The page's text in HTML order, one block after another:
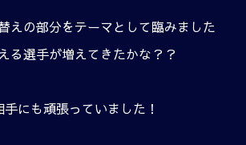
えの部分をテーマとして臨みました
る選手が増えてきたかな？？
にも頑張っていました！